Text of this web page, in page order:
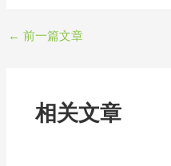
← 前一篇文章
相关文章